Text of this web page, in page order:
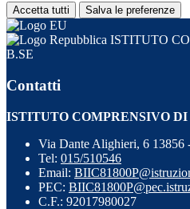
Accetta tutti Salva le preferenze
ISTITUTO
B.SE
Contatti
ISTITUTO COMPRENSIVO
Via Dante Alighieri, 6
Tel: 015/510546
Email:
PEC:
C.F.: 92017980027